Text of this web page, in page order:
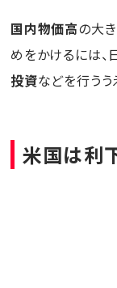
国内物価高の大
めをかけるには、
投資などを行う
米国は利